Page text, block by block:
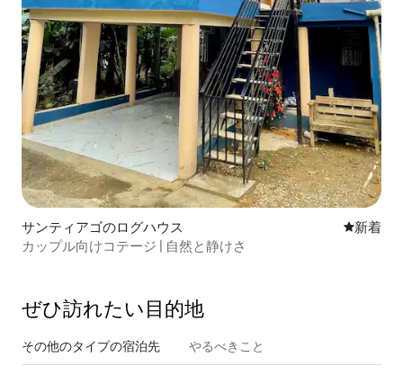
サンティアゴのログハウス 新しい宿
新着
カップル向けコテージ | 自然と静けさ
ぜひ訪⁠れ⁠た⁠い目⁠的⁠地
その他のタ⁠イ⁠プ⁠の宿⁠泊⁠先 やるべきこと